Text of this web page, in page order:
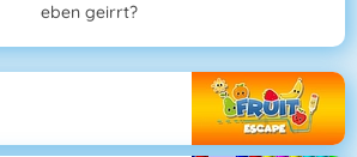
eben geirrt?